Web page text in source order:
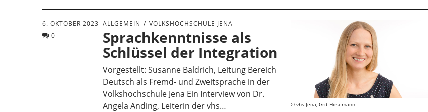
vhs Jena, Grit Hirsemann
6. OKTOBER 2023
0
ALLGEMEIN VOLKSHOCHSCHULE JENA
Sprachkenntnisse als
Schlüssel der Integration
Vorgestellt: Susanne Baldrich, Leitung Bereich
Deutsch als Fremd- und Zweitsprache in der
Volkshochschule Jena Ein Interview von Dr.
Angela Anding, Leiterin der vhs…